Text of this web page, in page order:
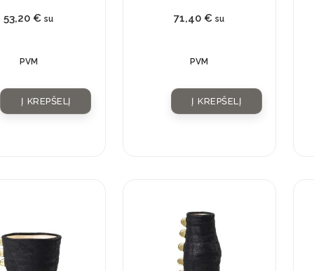
natūraliu
53,20€ su
PVM
Į KREPŠELĮ
71,40€ su
PVM
Į KREPŠELĮ